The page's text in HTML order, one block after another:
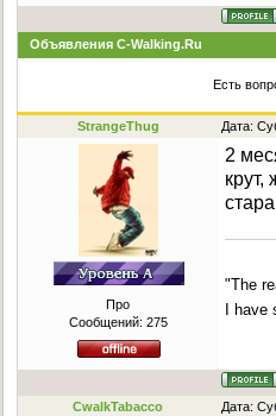
Объявления C-Walking.Ru
Есть
StrangeThug Дата:
Про
Сообщений: 275
2
крут,
"The
I have
CwalkTabacco Дата: